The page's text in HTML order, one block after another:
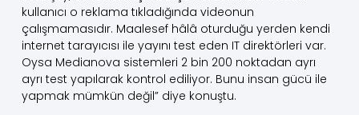
kullanıcı o reklama tıkladığında videonun
çalışmamasıdır. Maalesef hâlâ oturduğu yerden kendi
internet tarayıcısı ile yayını test eden IT direktörleri var.
Oysa Medianova sistemleri 2 bin 200 noktadan ayrı
ayrı test yapılarak kontrol ediliyor. Bunu insan gücü ile
yapmak mümkün değil” diye konuştu.